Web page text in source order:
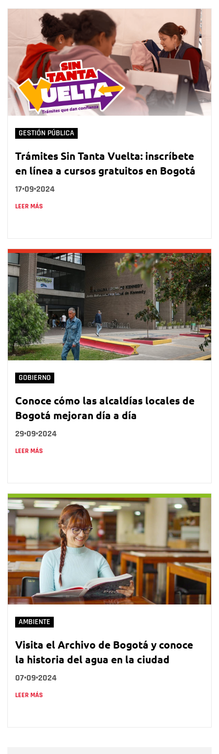
GESTIÓN PÚBLICA
Trámites Sin Tanta Vuelta: inscríbete
en línea a cursos gratuitos en Bogotá
17•09•2024
LEER MÁS
GOBIERNO
Conoce cómo las alcaldías locales de
Bogotá mejoran día a día
29•09•2024
LEER MÁS
AMBIENTE
Visita el Archivo de Bogotá y conoce
la historia del agua en la ciudad
07•09•2024
LEER MÁS